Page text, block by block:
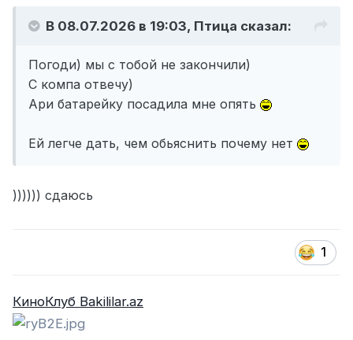
В 08.07.2026 в 19:03, Птица сказал:
Погоди) мы с тобой не закончили)
С компа отвечу)
Ари батарейку посадила мне опять
Ей легче дать, чем обьяснить почему нет
)))))) сдаюсь
1
КиноКлуб Bakililar.az